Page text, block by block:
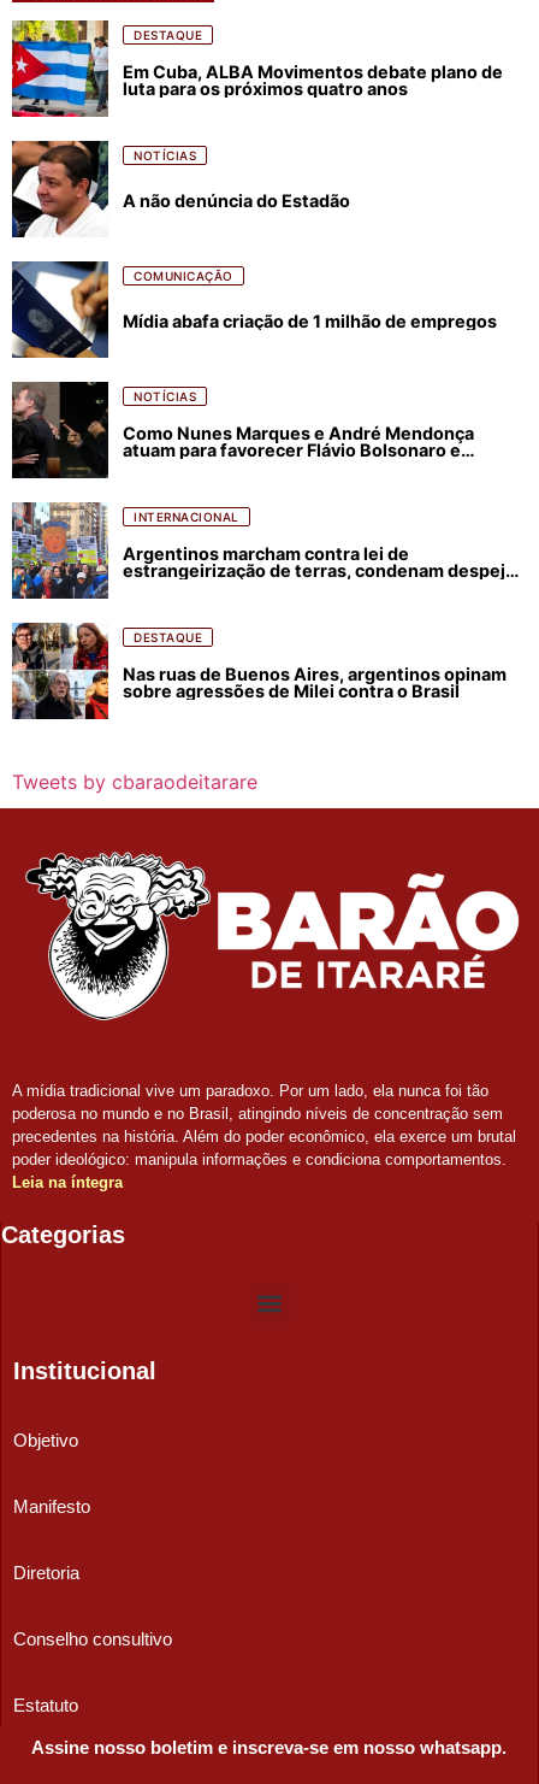
DESTAQUE
Em Cuba, ALBA Movimentos debate plano de
luta para os próximos quatro anos
NOTÍCIAS
A não denúncia do Estadão
COMUNICAÇÃO
Mídia abafa criação de 1 milhão de empregos
NOTÍCIAS
Como Nunes Marques e André Mendonça
atuam para favorecer Flávio Bolsonaro e
INTERNACIONAL
Argentinos marcham contra lei de
estrangeirização de terras, condenam despejos
DESTAQUE
Nas ruas de Buenos Aires, argentinos opinam
sobre agressões de Milei contra o Brasil
Tweets by cbaraodeitarare
A mídia tradicional vive um paradoxo. Por um lado, ela nunca foi tão
poderosa no mundo e no Brasil, atingindo níveis de concentração sem
precedentes na história. Além do poder econômico, ela exerce um brutal
poder ideológico: manipula informações e condiciona comportamentos.
Leia na íntegra
Categorias
Institucional
Objetivo
Manifesto
Diretoria
Conselho consultivo
Estatuto
Assine nosso boletim e inscreva-se em nosso whatsapp.